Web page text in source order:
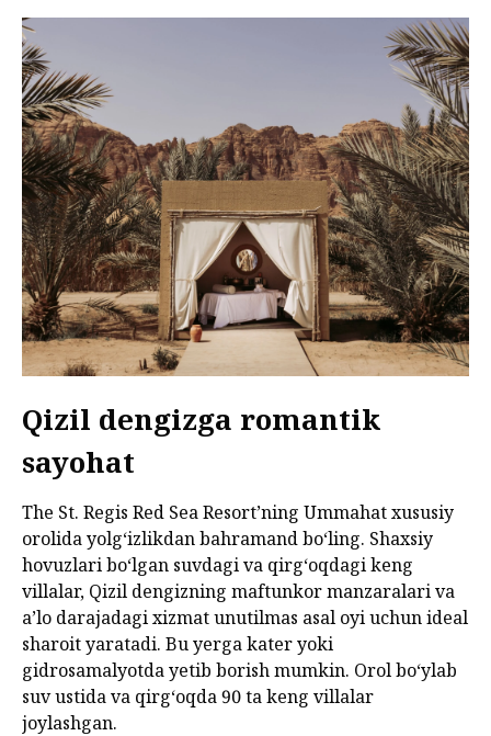
Qizil dengizga romantik
sayohat
The St. Regis Red Sea Resort’ning Ummahat xususiy
orolida yolg‘izlikdan bahramand bo‘ling. Shaxsiy
hovuzlari bo‘lgan suvdagi va qirg‘oqdagi keng
villalar, Qizil dengizning maftunkor manzaralari va
a’lo darajadagi xizmat unutilmas asal oyi uchun ideal
sharoit yaratadi. Bu yerga kater yoki
gidrosamalyotda yetib borish mumkin. Orol bo‘ylab
suv ustida va qirg‘oqda 90 ta keng villalar
joylashgan.